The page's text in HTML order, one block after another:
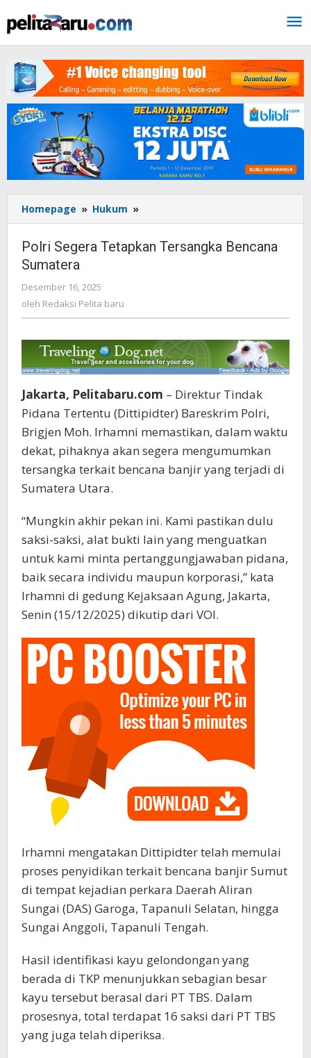
ke
konten
Homepage » Hukum »
Segera
Tetapkan
Tersangka
Polri Segera Tetapkan Tersangka Bencana
Sumatera
Desember 16, 2025
Redaksi
oleh Redaksi Pelita baru
Jakarta, Pelitabaru.com – Direktur Tindak
Pidana Tertentu (Dittipidter) Bareskrim Polri,
Brigjen Moh. Irhamni memastikan, dalam waktu
dekat, pihaknya akan segera mengumumkan
tersangka terkait bencana banjir yang terjadi di
Sumatera Utara.
“Mungkin akhir pekan ini. Kami pastikan dulu
saksi-saksi, alat bukti lain yang menguatkan
untuk kami minta pertanggungjawaban pidana,
baik secara individu maupun korporasi,” kata
Irhamni di gedung Kejaksaan Agung, Jakarta,
Senin (15/12/2025) dikutip dari VOI.
Irhamni mengatakan Dittipidter telah memulai
proses penyidikan terkait bencana banjir Sumut
di tempat kejadian perkara Daerah Aliran
Sungai (DAS) Garoga, Tapanuli Selatan, hingga
Sungai Anggoli, Tapanuli Tengah.
Hasil identifikasi kayu gelondongan yang
berada di TKP menunjukkan sebagian besar
kayu tersebut berasal dari PT TBS. Dalam
prosesnya, total terdapat 16 saksi dari PT TBS
yang juga telah diperiksa.